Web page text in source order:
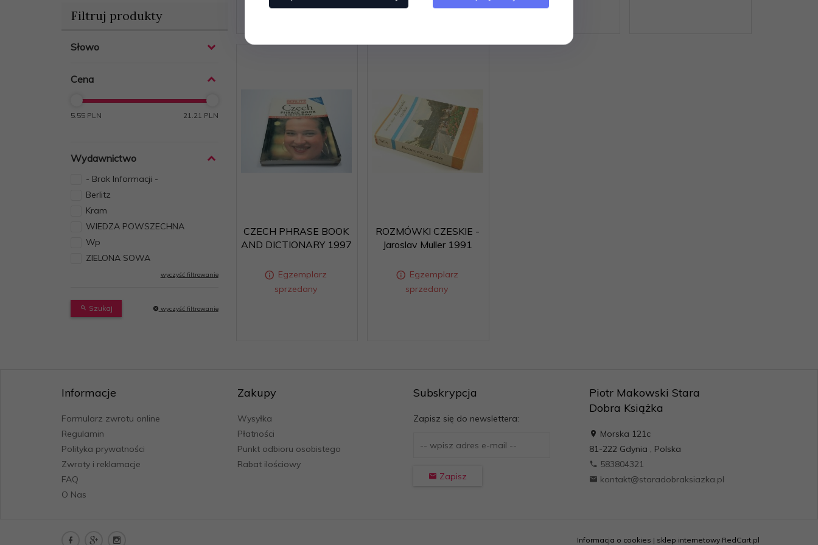
Filtruj produkty
Słowo
Cena
5.55 PLN 21.21 PLN
Wydawnictwo
- Brak Informacji -
Berlitz
Kram
WIEDZA POWSZECHNA
Wp
ZIELONA SOWA
wyczyść filtrowanie
Szukaj wyczyść filtrowanie
CZECH PHRASE BOOK
AND DICTIONARY 1997
Egzemplarz
sprzedany
Egzemplarz
ROZMÓWKI CZESKIE -
Jaroslav Muller 1991
Egzemplarz
sprzedany
Egzemplarz
Informacje
Formularz zwrotu online
Regulamin
Polityka prywatności
Zwroty i reklamacje
FAQ
O Nas
Zakupy
Wysyłka
Płatności
Punkt odbioru osobistego
Rabat ilościowy
Subskrypcja
Zapisz się do newslettera:
Zapisz
Piotr Makowski Stara
Dobra Książka
Morska 121c
81-222 Gdynia
Polska
583804321
kontakt@staradobraksiazka.pl
Informacja o cookies | sklep internetowyRedCart.pl